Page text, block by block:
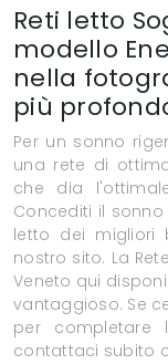
Reti letto
modello
nella
più
Per un sonno
una rete di
che dia
Concediti il
letto dei migliori
nostro sito. La
Veneto qui
vantaggioso. Se
per completare
contattaci subito